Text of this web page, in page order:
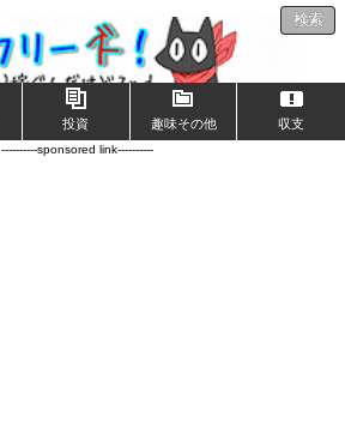
検索
投資 趣味その他 収支
----------sponsored link----------